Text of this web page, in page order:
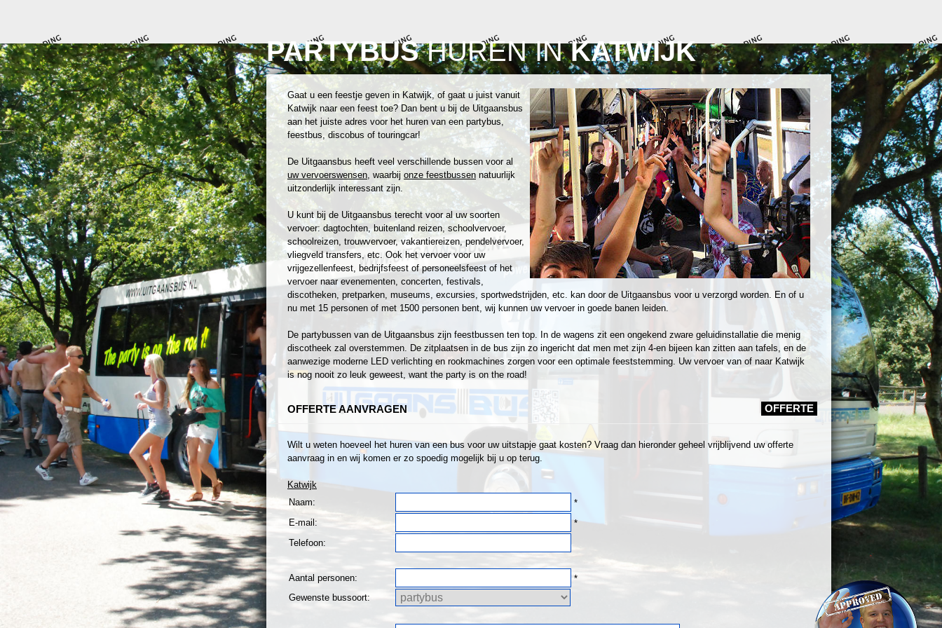
PARTYBUSHUREN INKATWIJK
Gaat u een feestje geven in Katwijk, of gaat u juist vanuit
Katwijk naar een feest toe? Dan bent u bij de Uitgaansbus
aan het juiste adres voor het huren van een partybus,
feestbus, discobus of touringcar!
De Uitgaansbus heeft veel verschillende bussen voor al
uw vervoerswensen, waarbij onze feestbussen natuurlijk
uitzonderlijk interessant zijn.
U kunt bij de Uitgaansbus terecht voor al uw soorten
vervoer: dagtochten, buitenland reizen, schoolvervoer,
schoolreizen, trouwvervoer, vakantiereizen, pendelvervoer,
vliegveld transfers, etc. Ook het vervoer voor uw
vrijgezellenfeest, bedrijfsfeest of personeelsfeest of het
vervoer naar evenementen, concerten, festivals,
discotheken, pretparken, museums, excursies, sportwedstrijden, etc. kan door de Uitgaansbus voor u verzorgd worden. En of u
nu met 15 personen of met 1500 personen bent, wij kunnen uw vervoer in goede banen leiden.
De partybussen van de Uitgaansbus zijn feestbussen ten top. In de wagens zit een ongekend zware geluidinstallatie die menig
discotheek zal overstemmen. De zitplaatsen in de bus zijn zo ingericht dat men met zijn 4-en bijeen kan zitten aan tafels, en de
aanwezige moderne LED verlichting en rookmachines zorgen voor een optimale feeststemming. Uw vervoer van of naar Katwijk
is nog nooit zo leuk geweest, want the party is on the road!
OFFERTE AANVRAGEN OFFERTE
Wilt u weten hoeveel het huren van een bus voor uw uitstapje gaat kosten? Vraag dan hieronder geheel vrijblijvend uw offerte
aanvraag in en wij komen er zo spoedig mogelijk bij u op terug.
Katwijk
Naam:
*
E-mail:
*
Telefoon:
Aantal personen:
*
Gewenste bussoort: